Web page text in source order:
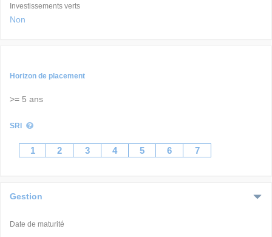
Investissements verts
Non
Horizon de placement
>= 5 ans
SRI
1 2 3 4 5 6 7
Gestion
Date de maturité